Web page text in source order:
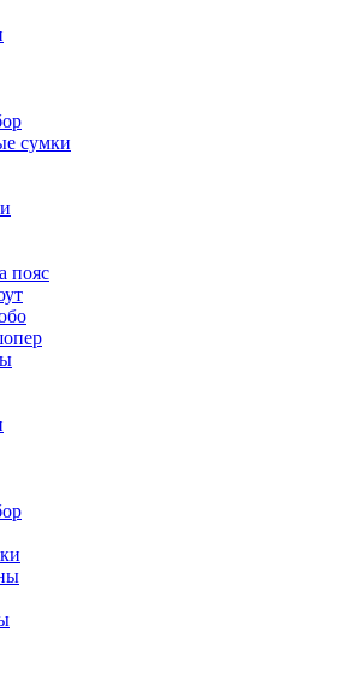
сумки
пояс